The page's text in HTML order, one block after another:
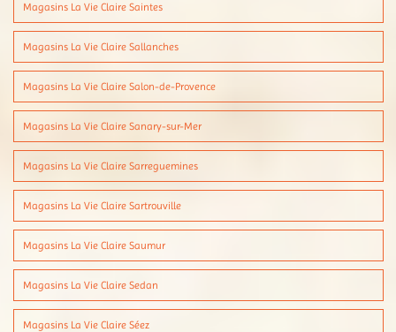
Magasins La Vie Claire Saintes
Magasins La Vie Claire Sallanches
Magasins La Vie Claire Salon-de-Provence
Magasins La Vie Claire Sanary-sur-Mer
Magasins La Vie Claire Sarreguemines
Magasins La Vie Claire Sartrouville
Magasins La Vie Claire Saumur
Magasins La Vie Claire Sedan
Magasins La Vie Claire Séez